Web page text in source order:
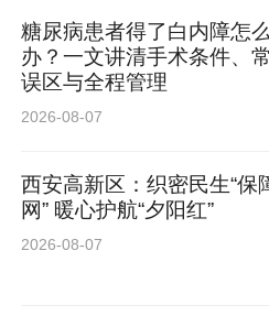
礼，也是西安科学园履行
成长的生动实践。作为西
重要科技板块之一，西安
河为轴，“西研东服”的协
科学园启动区围绕三个大
程及高能级科技创新平台
糖尿病患者得了白内障怎么
办？一文讲清手术条件、
误区与全程管理
2026-08-07
西安高新区：织密民生“保
网” 暖心护航“夕阳红”
2026-08-07